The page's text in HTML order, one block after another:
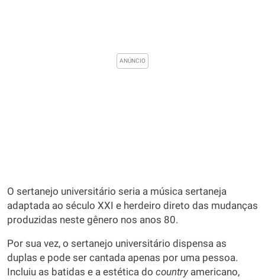
O sertanejo universitário seria a música sertaneja
adaptada ao século XXI e herdeiro direto das mudanças
produzidas neste gênero nos anos 80.
Por sua vez, o sertanejo universitário dispensa as
duplas e pode ser cantada apenas por uma pessoa.
Incluiu as batidas e a estética do country americano,